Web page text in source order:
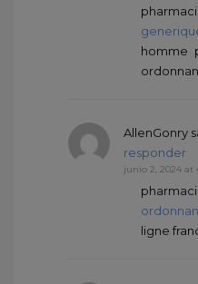
homme
AllenGonry
responder
junio 2, 2024 at
ligne